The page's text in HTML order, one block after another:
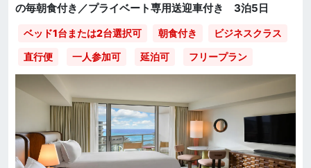
の毎朝食付き／プライベート専用送迎車付き 3泊5日
ベッド1台または2台選択可 朝食付き
ビジネスクラス
直行便
一人参加可 延泊可 フリープラン